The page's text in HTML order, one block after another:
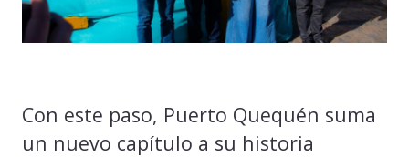
Con este paso, Puerto Quequén suma
un nuevo capítulo a su historia